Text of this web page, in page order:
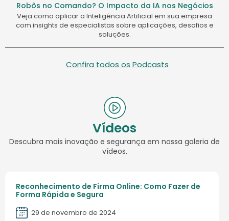
Robôs no Comando? O Impacto da IA nos Negócios
Veja como aplicar a Inteligência Artificial em sua empresa
com insights de especialistas sobre aplicações, desafios e
soluções.
Confira todos os Podcasts
Vídeos
Descubra mais inovação e segurança em nossa galeria de
vídeos.
Reconhecimento de Firma Online: Como Fazer de
Forma Rápida e Segura
29 de novembro de 2024